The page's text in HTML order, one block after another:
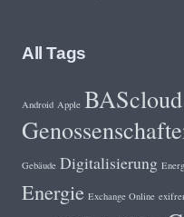
All Tags
Android Apple BAScloud
Gebäude Digitalisierung
Energie Exchange Online